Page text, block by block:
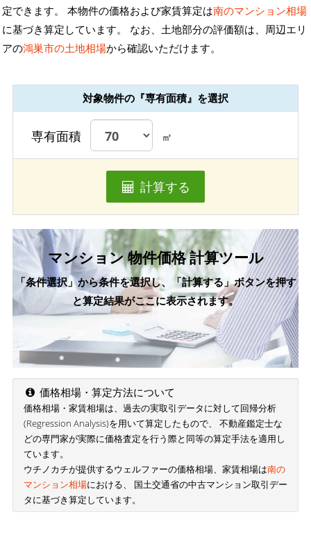
定できます。 本物件の価格および家賃算定は南のマンション相場
に基づき算定しています。 なお、土地部分の評価額は、周辺エリ
アの鴻巣市の土地相場から確認いただけます。
対象物件の『専有面積』を選択
専有面積 ㎡
計算する
マンション 物件価格 計算ツール
「条件選択」から条件を選択し、「計算する」ボタンを押す
と算定結果がここに表示されます。
価格相場・算定方法について
価格相場・家賃相場は、過去の実取引データに対して回帰分析
(Regression Analysis)を用いて算定したもので、 不動産鑑定士な
どの専門家が実際に価格査定を行う際と同等の算定手法を適用し
ています。
ウチノカチが提供するウェルファーの価格相場、家賃相場は南の
マンション相場における、 国土交通省の中古マンション取引デー
タに基づき算定しています。